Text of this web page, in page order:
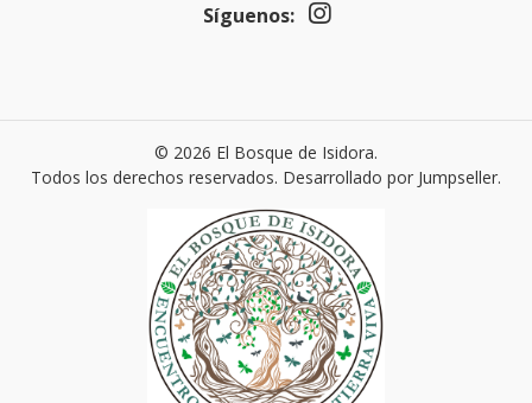
Síguenos:
© 2026 El Bosque de Isidora.
Todos los derechos reservados. Desarrollado por Jumpseller.